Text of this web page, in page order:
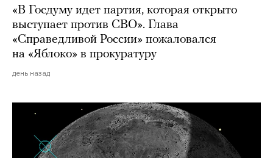
«В Госдуму идет партия, которая открыто
выступает против СВО». Глава
«Справедливой России» пожаловался
на «Яблоко» в прокуратуру
день назад